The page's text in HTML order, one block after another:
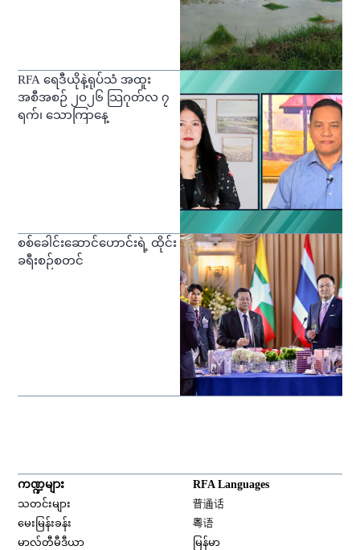
RFA ရေဒီယိုနဲ့ရုပ်သံ အထူး
အစီအစဉ် ၂ဝ၂၆ သြဂုတ်လ ၇
ရက်၊ သောကြာနေ့
စစ်ခေါင်းဆောင်ဟောင်းရဲ့ ထိုင်း
ခရီးစဉ်စတင်
ကဏ္ဍများ
သတင်းများ
မေးမြန်းခန်း
မာလ်တီမီဒီယာ
RFA Languages
普通话
粤语
မြန်မာ